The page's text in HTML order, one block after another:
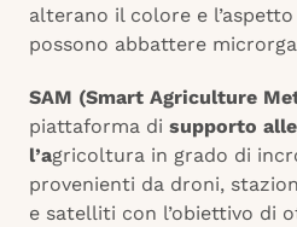
alterano il colore e
possono abbattere
SAM (Smart Agriculture
piattaforma di supporto
l’agricoltura in grado di
provenienti da droni,
e satelliti con l’obiettivo di